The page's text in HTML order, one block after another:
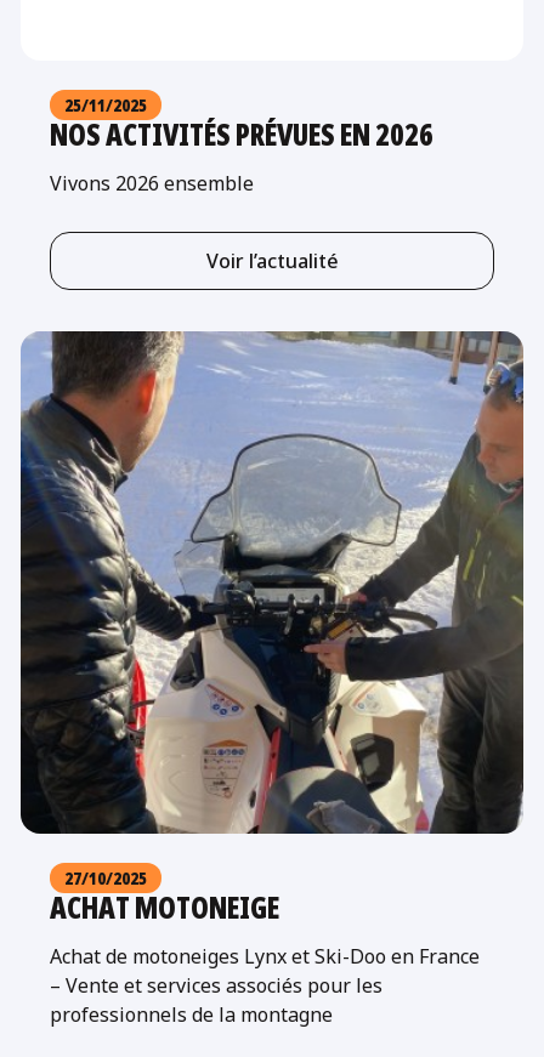
25/11/2025
NOS ACTIVITÉS PRÉVUES EN 2026
Vivons 2026 ensemble
Voir l’actualité
27/10/2025
ACHAT MOTONEIGE
Achat de motoneiges Lynx et Ski-Doo en France
– Vente et services associés pour les
professionnels de la montagne